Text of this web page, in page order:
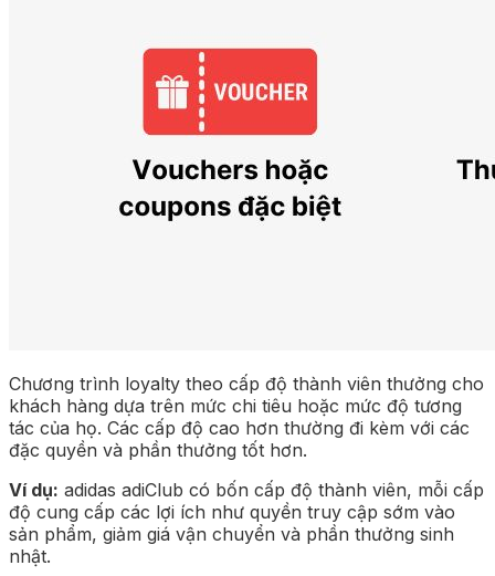
Chương trình loyalty theo cấp độ thành viên thưởng cho
khách hàng dựa trên mức chi tiêu hoặc mức độ tương
tác của họ. Các cấp độ cao hơn thường đi kèm với các
đặc quyền và phần thưởng tốt hơn.
Ví dụ: adidas adiClub có bốn cấp độ thành viên, mỗi cấp
độ cung cấp các lợi ích như quyền truy cập sớm vào
sản phẩm, giảm giá vận chuyển và phần thưởng sinh
nhật.